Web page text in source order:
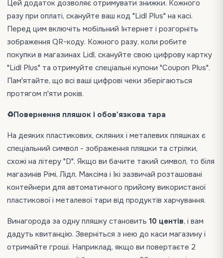
Цей додаток дозволяє отримувати знижки. Кожного
разу при оплаті, скануйте ваш код "Lidl Plus" на касі.
Перед цим включіть мобільний Інтернет і розгорніть
зображення QR-коду. Кожного разу, коли робите
покупки в магазинах Lidl, скануйте свою цифрову картку
"Lidl Plus" та отримуйте спеціальні купони "Coupon Plus".
Пам'ятайте, що всі ваші цифрові чеки зберігаються
протягом п'яти років.
♻️Повернення пляшок і обов'язкова тара
На деяких пластикових, скляних і металевих пляшках є
спеціальний символ - зображення пляшки та стрілки,
схожі на літеру "D". Якщо ви бачите такий символ, то біля
магазинів Рімі, Лідл, Максіма і Ікі зазвичай розташовані
контейнери для автоматичного прийому використаної
пластикової і металевої тари від продуктів харчування.
Винагорода за одну пляшку становить 10 центів, і вам
дадуть квитанцію. Зверніться з нею до каси магазину і
отримайте гроші. Наприклад, якщо ви повертаєте 2